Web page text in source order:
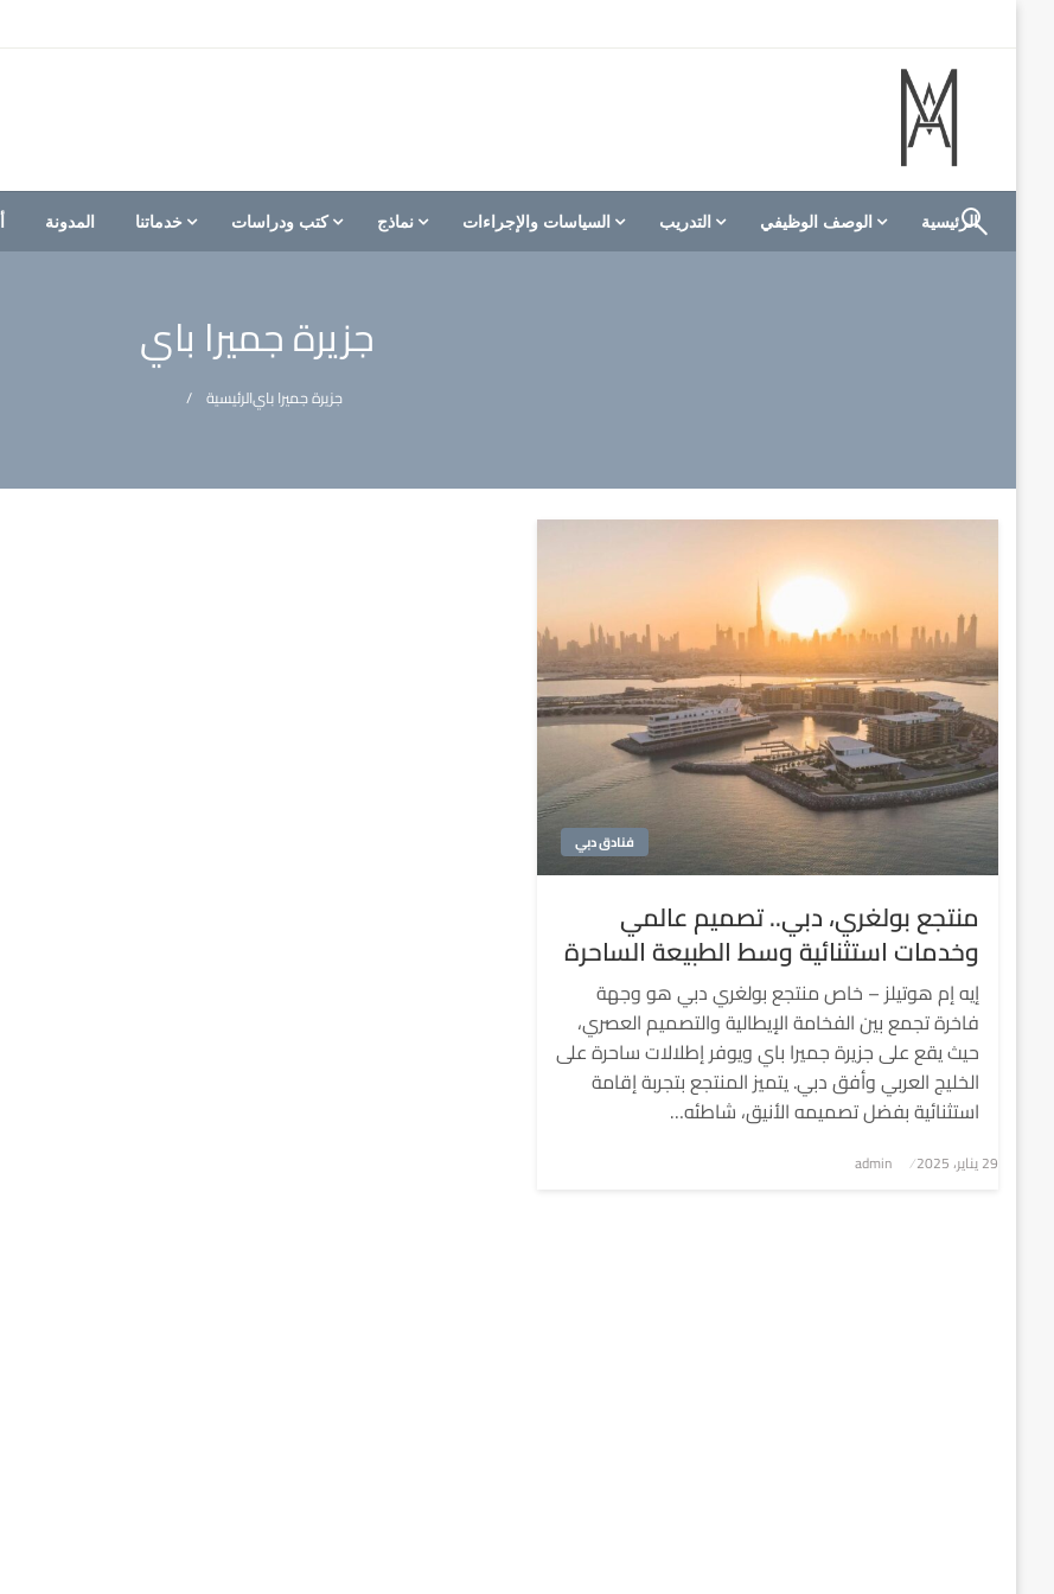
M A hotels | إم ايه هوتيلز
الموقع الأول للعاملين في الفنادق في العالم العربي
الرئيسية الوصف الوظيفي التدريب السياسات والإجراءات نماذج كتب ودراسات خدماتنا المدونة
جزيرة جميرا باي
الرئيسيةجزيرة جميرا باي
فنادق دبي
منتجع بولغري، دبي.. تصميم عالمي
وخدمات استثنائية وسط الطبيعة الساحرة
إيه إم هوتيلز – خاص منتجع بولغري دبي هو وجهة
فاخرة تجمع بين الفخامة الإيطالية والتصميم العصري،
حيث يقع على جزيرة جميرا باي ويوفر إطلالات ساحرة على
الخليج العربي وأفق دبي. يتميز المنتجع بتجربة إقامة
استثنائية بفضل تصميمه الأنيق، شاطئه…
نُشر
29 يناير، 2025 admin